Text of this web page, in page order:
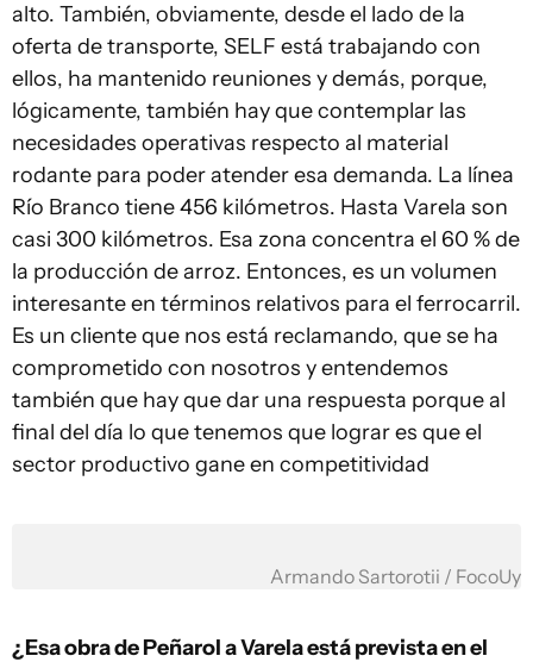
alto. También, obviamente, desde el lado de la
oferta de transporte, SELF está trabajando con
ellos, ha mantenido reuniones y demás, porque,
lógicamente, también hay que contemplar las
necesidades operativas respecto al material
rodante para poder atender esa demanda. La línea
Río Branco tiene 456 kilómetros. Hasta Varela son
casi 300 kilómetros. Esa zona concentra el 60 % de
la producción de arroz. Entonces, es un volumen
interesante en términos relativos para el ferrocarril.
Es un cliente que nos está reclamando, que se ha
comprometido con nosotros y entendemos
también que hay que dar una respuesta porque al
final del día lo que tenemos que lograr es que el
sector productivo gane en competitividad
Armando Sartorotii / FocoUy
¿Esa obra de Peñarol a Varela está prevista en el